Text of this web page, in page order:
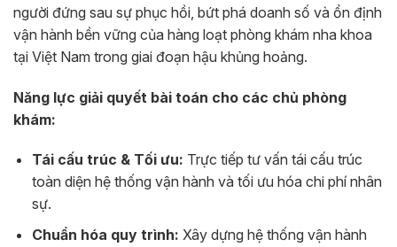
người đứng sau sự phục hồi, bứt phá doanh số và ổn định
vận hành bền vững của hàng loạt phòng khám nha khoa
tại Việt Nam trong giai đoạn hậu khủng hoảng.
Năng lực giải quyết bài toán cho các chủ phòng
khám:
Tái cấu trúc & Tối ưu: Trực tiếp tư vấn tái cấu trúc
toàn diện hệ thống vận hành và tối ưu hóa chi phí nhân
sự.
Chuẩn hóa quy trình: Xây dựng hệ thống vận hành